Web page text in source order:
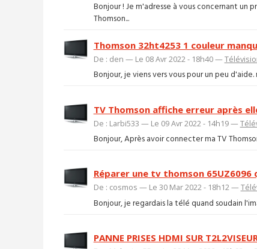
Bonjour ! Je m'adresse à vous concernant
Thomson...
Thomson 32ht4253 1 couleur
De : den — Le 08 Avr 2022 - 18h40 —
Bonjour, je viens vers vous pour un peu
TV Thomson affiche erreur après
De : Larbi533 — Le 09 Avr 2022 - 14h19 —
Bonjour, Après avoir connecter ma TV
Réparer une tv thomson 65UZ6096
De : cosmos — Le 30 Mar 2022 - 18h12 —
Bonjour, je regardais la télé quand soudain
PANNE PRISES HDMI SUR